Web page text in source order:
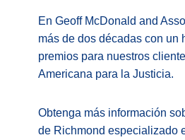
En Geoff McDonald and
más de dos décadas con un
premios para nuestros
Americana para la Justicia.
Obtenga más información
de Richmond especializado